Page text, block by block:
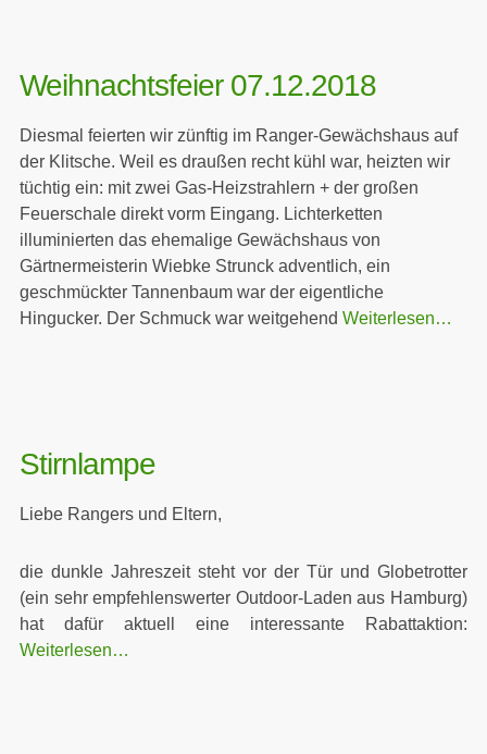
Weihnachtsfeier 07.12.2018
Diesmal feierten wir zünftig im Ranger-Gewächshaus auf
der Klitsche. Weil es draußen recht kühl war, heizten wir
tüchtig ein: mit zwei Gas-Heizstrahlern + der großen
Feuerschale direkt vorm Eingang. Lichterketten
illuminierten das ehemalige Gewächshaus von
Gärtnermeisterin Wiebke Strunck adventlich, ein
geschmückter Tannenbaum war der eigentliche
Hingucker. Der Schmuck war weitgehend Weiterlesen…
Stirnlampe
Liebe Rangers und Eltern,
die dunkle Jahreszeit steht vor der Tür und Globetrotter
(ein sehr empfehlenswerter Outdoor-Laden aus Hamburg)
hat dafür aktuell eine interessante Rabattaktion:
Weiterlesen…